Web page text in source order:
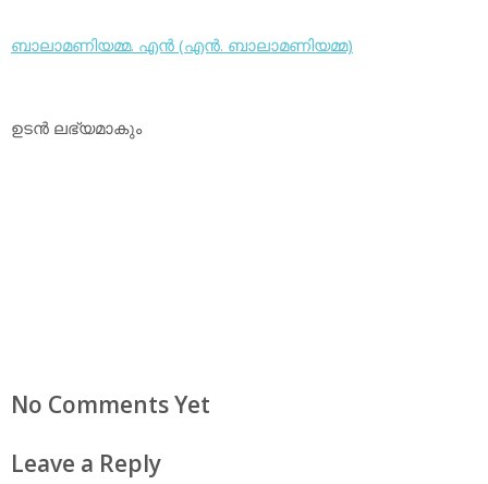
ബാലാമണിയമ്മ. എന്‍ (എന്‍. ബാലാമണിയമ്മ)
ഉടന്‍ ലഭ്യമാകും
No Comments Yet
Leave a Reply